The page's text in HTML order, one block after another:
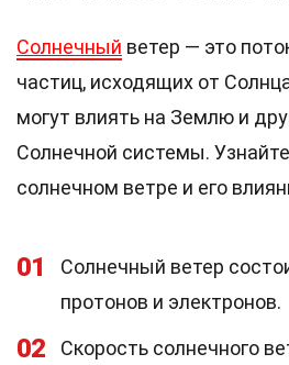
Солнечный ветер — это
частиц, исходящих от
могут влиять на Землю и
Солнечной системы.
солнечном ветре и его
01
Солнечный ветер
протонов и электронов.
02
Скорость солнечного